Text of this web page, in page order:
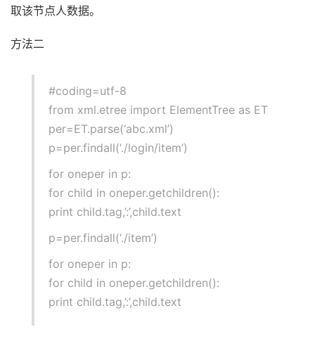
取该节点人数据。
方法二
#coding=utf-8
from xml.etree import ElementTree as ET
per=ET.parse(‘abc.xml’)
p=per.findall(‘./login/item’)
for oneper in p:
for child in oneper.getchildren():
print child.tag,’:’,child.text
p=per.findall(‘./item’)
for oneper in p:
for child in oneper.getchildren():
print child.tag,’:’,child.text